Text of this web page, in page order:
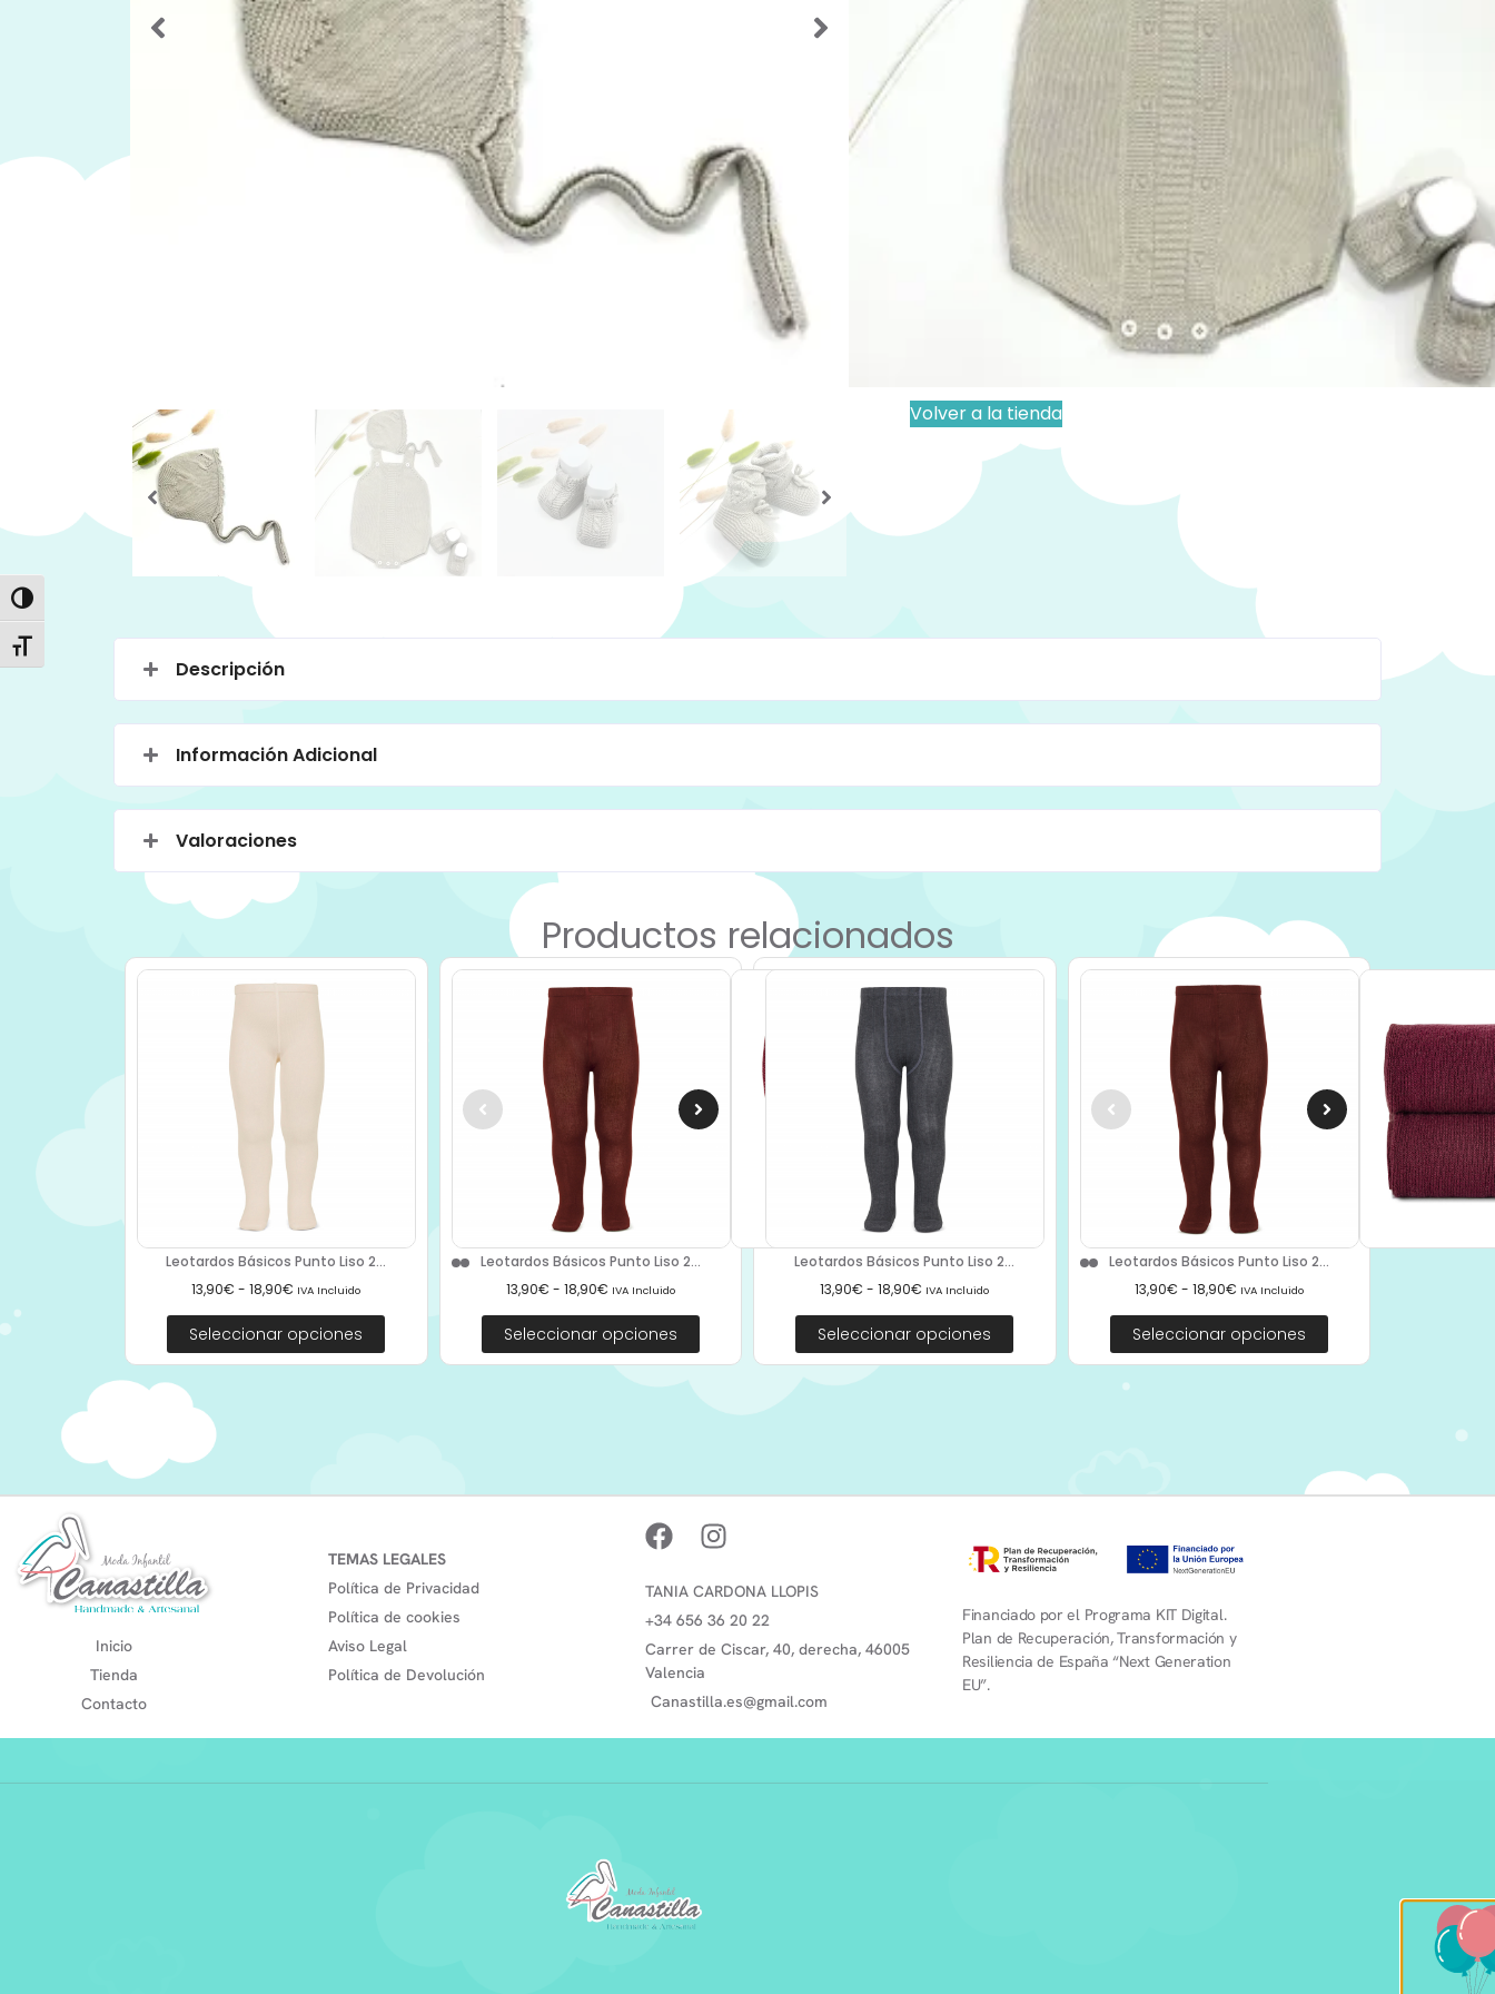
Alternar alto contraste
Alternar tamaño de letra
SKU:
Categorías:
Capotas Verano,Ropa y Accesorios
Capota capota algodón,capota verano
Ropa para Bebé
pecesa
Este producto no está disponible porque no quedan
Los productos personalizados se hacen bajo pedido, verifica
que el producto sea personalizable:
Volver a la tienda
Descripción
Información Adicional
Valoraciones
Productos relacionados
Leotardos Básicos Punto Liso 2...
13,90€ - 18,90€ IVA Incluido
Seleccionar opciones
Leotardos Básicos Punto Liso 2...
13,90€ - 18,90€ IVA Incluido
Seleccionar opciones
Leotardos Básicos Punto Liso 2...
13,90€ - 18,90€ IVA Incluido
Seleccionar opciones
Leotardos Básicos Punto Liso 2...
13,90€ - 18,90€ IVA Incluido
Seleccionar opciones
Inicio
Tienda
Contacto
TEMAS LEGALES
Política de Privacidad
Política de cookies
Aviso Legal
Política de Devolución
TANIA CARDONA LLOPIS
+34 656 36 20 22
Carrer de Ciscar, 40, derecha, 46005
Valencia
Canastilla.es@gmail.com
Financiado por el Programa KIT Digital.
Plan de Recuperación, Transformación y
Resiliencia de España “Next Generation
EU”.